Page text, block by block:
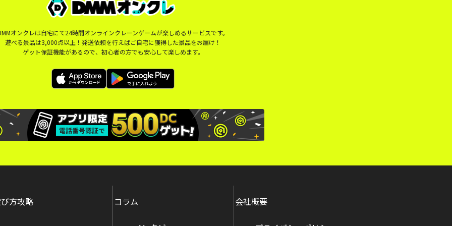
オンクレは自宅にて24時間オンラインクレーンゲームが楽しめるサービスです。
遊べる景品は3,000点以上！発送依頼を行えばご自宅に獲得した景品をお届け！
ゲット保証機能があるので、初心者の方でも安心して楽しめます。
方攻略 コラム 会社概要